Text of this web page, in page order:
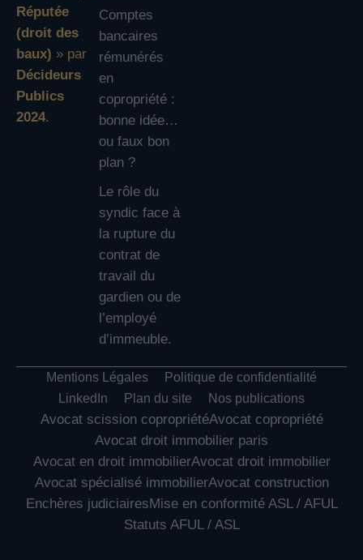
Réputée
(droit des
baux) » par
Décideurs
Publics
2024.
Comptes
bancaires
rémunérés
en
copropriété :
bonne idée…
ou faux bon
plan ?
Le rôle du
syndic face à
la rupture du
contrat de
travail du
gardien ou de
l’employé
d’immeuble.
Mentions Légales
Politique de confidentialité
LinkedIn
Plan du site Nos publications
Avocat scission copropriétéAvocat copropriété
Avocat droit immobilier paris
Avocat en droit immobilierAvocat droit immobilier
Avocat spécialisé immobilierAvocat construction
Enchères judiciaires Mise en conformité ASL / AFUL
Statuts AFUL / ASL